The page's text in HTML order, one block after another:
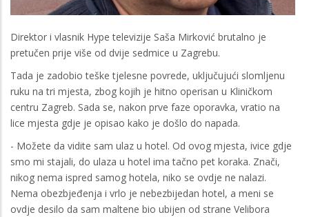
Direktor i vlasnik Hype televizije Saša Mirković brutalno je
pretučen prije više od dvije sedmice u Zagrebu.
Tada je zadobio teške tjelesne povrede, uključujući slomljenu
ruku na tri mjesta, zbog kojih je hitno operisan u Kliničkom
centru Zagreb. Sada se, nakon prve faze oporavka, vratio na
lice mjesta gdje je opisao kako je došlo do napada.
- Možete da vidite sam ulaz u hotel. Od ovog mjesta, ivice gdje
smo mi stajali, do ulaza u hotel ima tačno pet koraka. Znači,
nikog nema ispred samog hotela, niko se ovdje ne nalazi.
Nema obezbjeđenja i vrlo je nebezbijedan hotel, a meni se
ovdje desilo da sam maltene bio ubijen od strane Velibora